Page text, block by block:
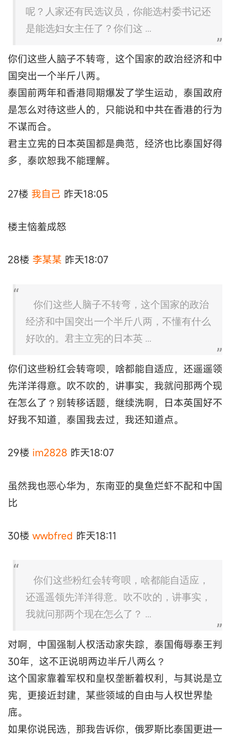
呢？人家还有民选议员，你能选村委书记还
是能选妇女主任了？你们这 ...
你们这些人脑子不转弯，这个国家的政治经济和中
国突出一个半斤八两。
泰国前两年和香港同期爆发了学生运动，泰国政府
是怎么对待这些人的，只能说和中共在香港的行为
不谋而合。
君主立宪的日本英国都是典范，经济也比泰国好得
多，泰吹恕我不能理解。
27楼 我自己 昨天18:05
楼主恼羞成怒
28楼 李某某 昨天18:07
你们这些人脑子不转弯，这个国家的政治
经济和中国突出一个半斤八两，不懂有什么
好吹的。君主立宪的日本英 ...
你们这些粉红会转弯呗，啥都能自适应，还遥遥领
先洋洋得意。吹不吹的，讲事实，我就问那两个现
在怎么了？别转移话题，继续洗啊，日本英国好不
好我不知道，泰国我去过，我还知道点。
29楼 im2828 昨天18:07
虽然我也恶心华为，东南亚的臭鱼烂虾不配和中国
比
30楼 wwbfred 昨天18:11
你们这些粉红会转弯呗，啥都能自适应，
还遥遥领先洋洋得意。吹不吹的，讲事实，
我就问那两个现在怎么了？ ...
对啊，中国强制人权活动家失踪，泰国侮辱泰王判
30年，这不正说明两边半斤八两么？
这个国家靠着军权和皇权垄断着权利，与其说是立
宪，更接近封建，某些领域的自由与人权世界垫
底。
如果你说民选，那我告诉你，俄罗斯比泰国更进一